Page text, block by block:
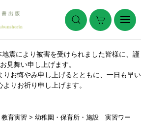
震により被害を受けられました皆様に、謹
見舞い申し上げます。
りお悔やみ申し上げるとともに、一日も早い
よりお祈り申し上げます。
育実習 > 幼稚園・保育所・施設 実習ワー